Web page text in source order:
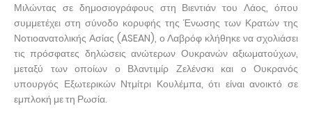
Μιλώντας σε δημοσιογράφους στη Βιεντιάν του Λάος, όπου
συμμετέχει στη σύνοδο κορυφής της Ένωσης των Κρατών της
Νοτιοανατολικής Ασίας (ASEAN), ο Λαβρόφ κλήθηκε να σχολιάσει
τις πρόσφατες δηλώσεις ανώτερων Ουκρανών αξιωματούχων,
μεταξύ των οποίων ο Βλαντιμίρ Ζελένσκι και ο Ουκρανός
υπουργός Εξωτερικών Ντμίτρι Κουλέμπα, ότι είναι ανοικτό σε
εμπλοκή με τη Ρωσία.